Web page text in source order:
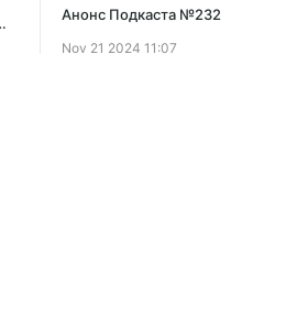
Анонс Подкаста №232
Nov 21 2024 11:07